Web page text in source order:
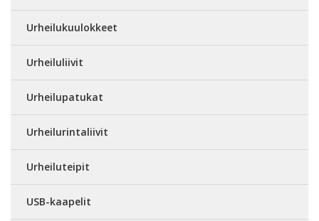
Urheilukuulokkeet
Urheiluliivit
Urheilupatukat
Urheilurintaliivit
Urheiluteipit
USB-kaapelit